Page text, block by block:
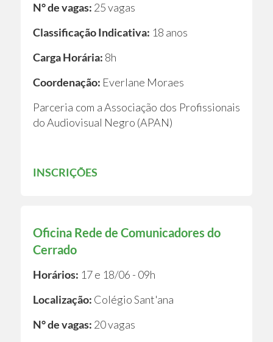
N° de vagas: 25 vagas
Classificação Indicativa: 18 anos
Carga Horária: 8h
Coordenação: Everlane Moraes
Parceria com a Associação dos Profissionais
do Audiovisual Negro (APAN)
INSCRIÇÕES
Oficina Rede de Comunicadores do
Cerrado
Horários: 17 e 18/06 - 09h
Localização: Colégio Sant'ana
N° de vagas: 20 vagas